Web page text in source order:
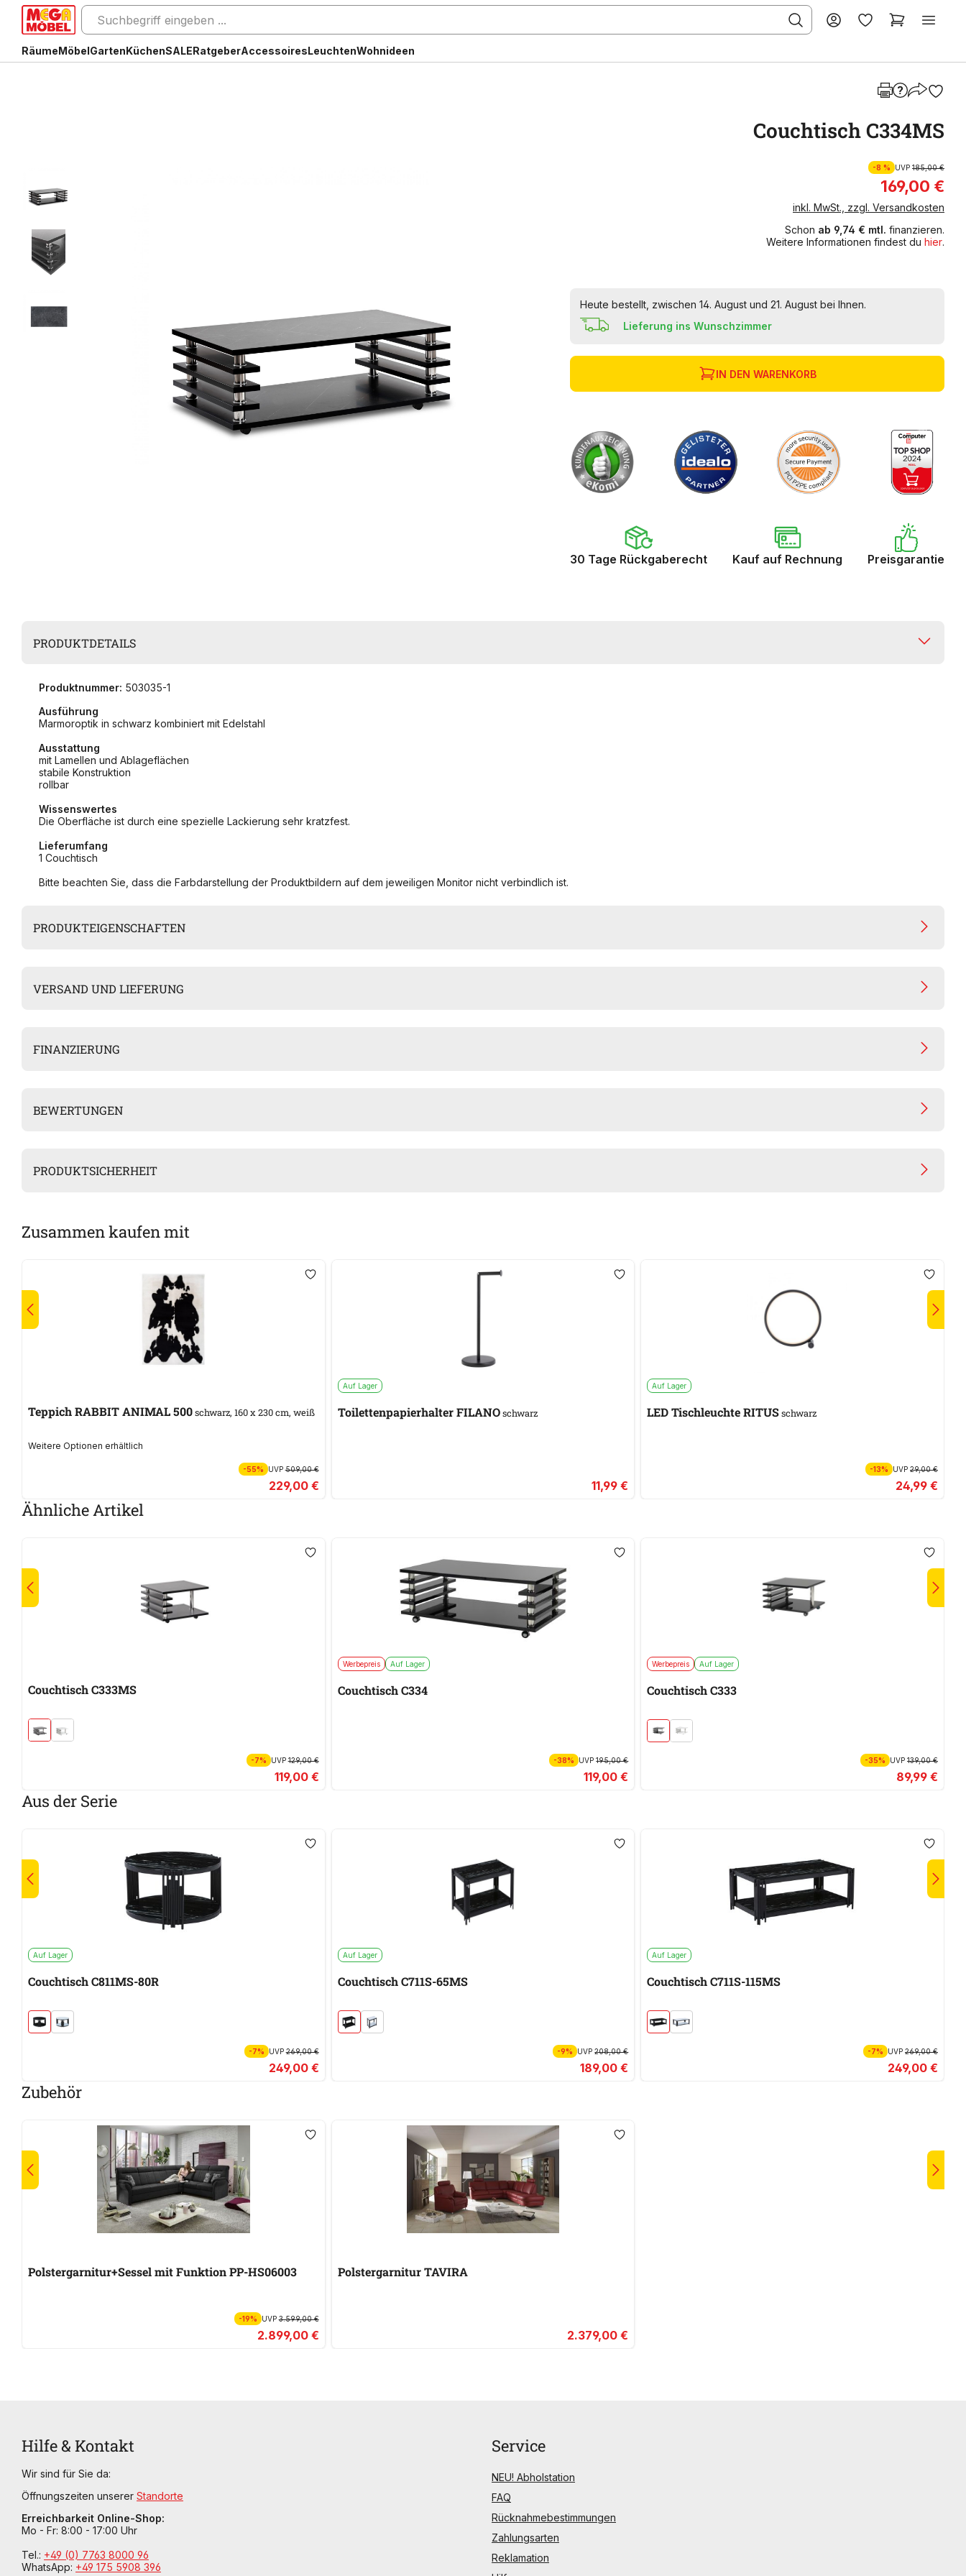
RäumeMöbelGartenKüchenSALERatgeberAccessoiresLeuchtenWohnideen
Couchtisch C334MS
-8 % UVP 185,00 €
169,00 €
inkl. MwSt., zzgl. Versandkosten
Schon ab 9,74 € mtl. finanzieren.
Weitere Informationen findest du hier.
Heute bestellt, zwischen 14. August und 21. August bei Ihnen.
Lieferung ins Wunschzimmer
IN DEN WARENKORB
30 Tage Rückgaberecht Kauf auf Rechnung Preisgarantie
PRODUKTDETAILS
Produktnummer: 503035-1
Ausführung
Marmoroptik in schwarz kombiniert mit Edelstahl
Ausstattung
mit Lamellen und Ablageflächen
stabile Konstruktion
rollbar
Wissenswertes
Die Oberfläche ist durch eine spezielle Lackierung sehr kratzfest.
Lieferumfang
1 Couchtisch
Bitte beachten Sie, dass die Farbdarstellung der Produktbildern auf dem jeweiligen Monitor nicht verbindlich ist.
PRODUKTEIGENSCHAFTEN
VERSAND UND LIEFERUNG
FINANZIERUNG
BEWERTUNGEN
PRODUKTSICHERHEIT
Zusammen kaufen mit
Teppich RABBIT ANIMAL 500schwarz, 160 x 230 cm, weiß
Weitere Optionen erhältlich
-55% UVP509,00 €
229,00 €
Auf Lager
Toilettenpapierhalter FILANOschwarz
11,99 €
Auf Lager
LED Tischleuchte RITUSschwarz
-13% UVP 29,00 €
24,99 €
Ähnliche Artikel
Couchtisch C333MS
-7% UVP129,00 €
119,00 €
Werbepreis Auf Lager
Couchtisch C334
-38% UVP195,00 €
119,00 €
Werbepreis Auf Lager
Couchtisch C333
-35% UVP 139,00 €
89,99 €
Aus der Serie
Auf Lager
Couchtisch C811MS-80R
-7% UVP269,00 €
249,00 €
Auf Lager
Couchtisch C711S-65MS
-9% UVP208,00 €
189,00 €
Auf Lager
Couchtisch C711S-115MS
-7% UVP 269,00 €
249,00 €
Zubehör
Polstergarnitur+Sessel mit Funktion PP-HS06003
-19% UVP3.599,00 €
2.899,00 €
Polstergarnitur TAVIRA
2.379,00 €
Hilfe & Kontakt
Wir sind für Sie da:
Öffnungszeiten unserer Standorte
Erreichbarkeit Online-Shop:
Mo - Fr: 8:00 - 17:00 Uhr
Tel.: +49 (0) 7763 8000 96
WhatsApp: +49 175 5908 396
Service
NEU! Abholstation
FAQ
Rücknahmebestimmungen
Zahlungsarten
Reklamation